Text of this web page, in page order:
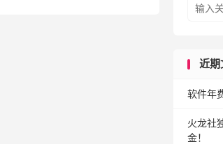
近期
软件年
火龙社
金！